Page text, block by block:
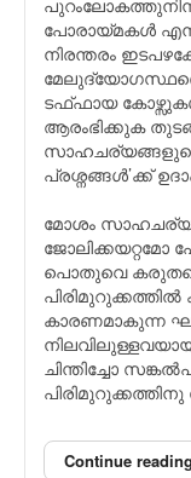
പോരായ്മകള്‍
നിരന്തരം
ടഫ്ഫായ
ആരംഭിക്കുക
പ്രശ്നങ്ങള്‍’ക്ക്
മോശം
പൊതുവെ
പിരിമുറുക്കത്തില്‍
കാരണമാകുന്ന
ചിന്തിച്ചോ
Continue reading